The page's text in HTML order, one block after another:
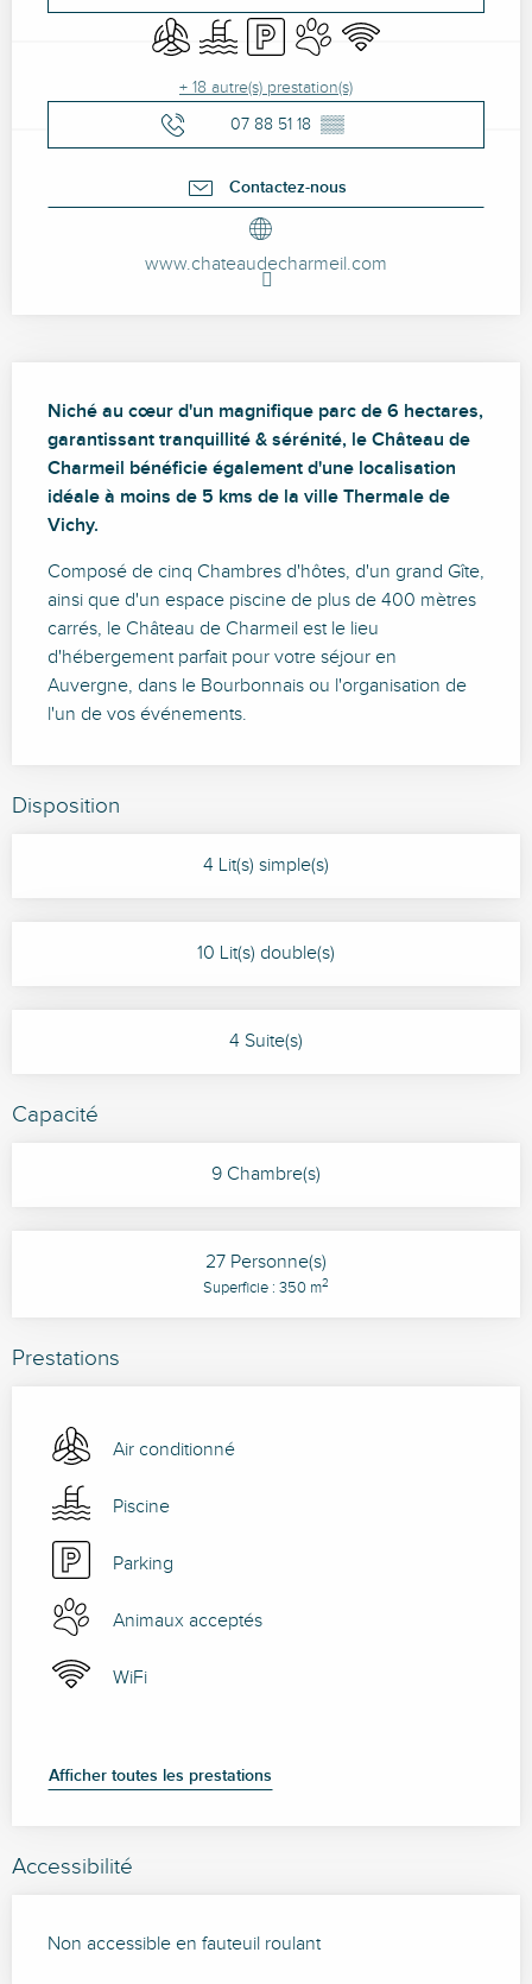
Air conditionné
PiscineParkingAnimaux acceptés
WiFi
+ 18 autre(s) prestation(s)
07 88 51 18 ▒▒
Contactez-nous
www.chateaudecharmeil.com
Niché au cœur d'un magnifique parc de 6 hectares,
garantissant tranquillité & sérénité, le Château de
Charmeil bénéficie également d'une localisation
idéale à moins de 5 kms de la ville Thermale de
Vichy.
Composé de cinq Chambres d'hôtes, d'un grand Gîte,
ainsi que d'un espace piscine de plus de 400 mètres
carrés, le Château de Charmeil est le lieu
d'hébergement parfait pour votre séjour en
Auvergne, dans le Bourbonnais ou l'organisation de
l'un de vos événements.
Disposition
4 Lit(s) simple(s)
10 Lit(s) double(s)
4 Suite(s)
Capacité
9 Chambre(s)
27 Personne(s)
Superficie : 350 m2
Prestations
Air conditionné
Piscine
Parking
Animaux acceptés
WiFi
Afficher toutes les prestations
Accessibilité
Non accessible en fauteuil roulant